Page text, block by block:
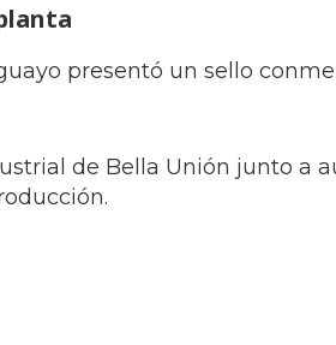
presentó un sello
de Bella Unión junto a